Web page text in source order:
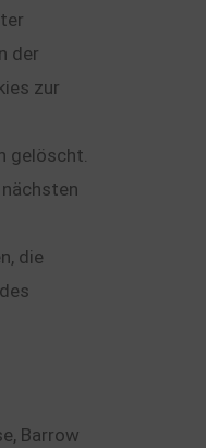
der
zur
gelöscht.
die
Barrow